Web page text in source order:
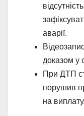
аварії.
доказом у
При ДТП
порушив
на виплату.